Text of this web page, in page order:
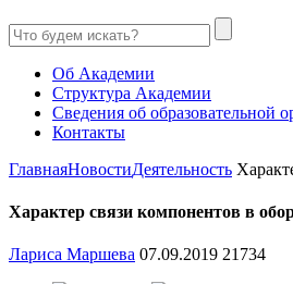
Об Академии
Структура Академии
Сведения об образовательной
Контакты
ГлавнаяНовостиДеятельность
Характер связи компонентов в
Лариса Маршева 07.09.2019 21734